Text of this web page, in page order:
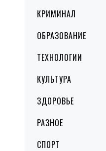
КРИМИНАЛ
ОБРАЗОВАНИЕ
ТЕХНОЛОГИИ
КУЛЬТУРА
ЗДОРОВЬЕ
РАЗНОЕ
СПОРТ